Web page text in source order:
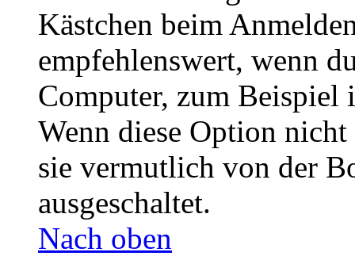
Kästchen beim
empfehlenswert, wenn
Computer, zum Beispiel
Wenn diese Option
sie vermutlich von der
ausgeschaltet.
Nach oben